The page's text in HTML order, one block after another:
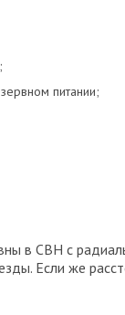
питании;
в СВН с
Если же